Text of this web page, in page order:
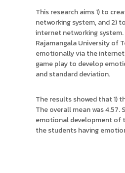
This research aims 1) to
networking system, and 2)
internet networking
Rajamangala University of
emotionally via the
game play to develop
and standard deviation.
The results showed that 1)
The overall mean was 4.57.
emotional development of
the students having